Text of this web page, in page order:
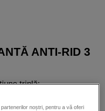
ANTI-RID 3
triplă:
noștri, pentru a vă oferi